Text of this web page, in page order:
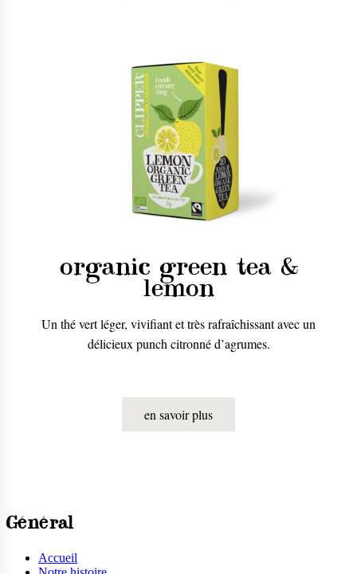
organic green tea &
lemon
Un thé vert léger, vivifiant et très rafraîchissant avec un
délicieux punch citronné d’agrumes.
en savoir plus
Général
Accueil